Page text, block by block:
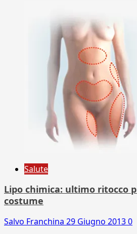
Salute
Lipo chimica: ultimo ritocco
costume
Salvo Franchina 29 Giugno 20130